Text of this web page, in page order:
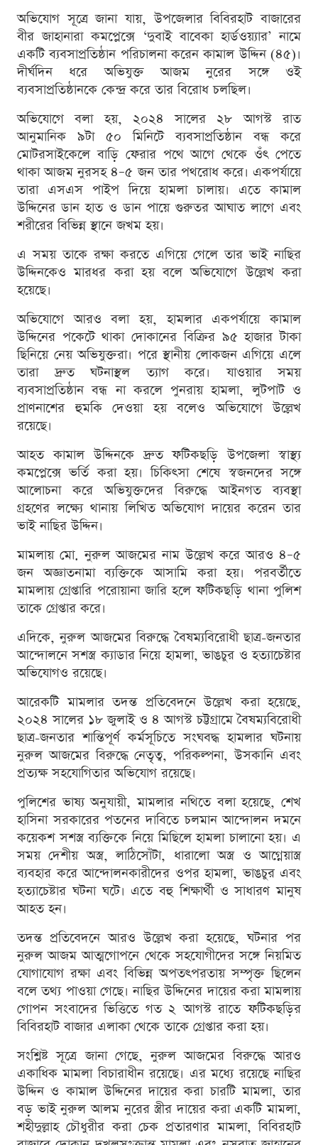
অভিযোগ সূত্রে জানা যায়, উপজেলার বিবিরহাট বাজারের
বীর জাহানারা কমপ্লেক্সে ‘দুবাই বাবেকা হার্ডওয়্যার’ নামে
একটি ব্যবসাপ্রতিষ্ঠান পরিচালনা করেন কামাল উদ্দিন (৪৫)।
দীর্ঘদিন ধরে অভিযুক্ত আজম নুরের সঙ্গে ওই
ব্যবসাপ্রতিষ্ঠানকে কেন্দ্র করে তার বিরোধ চলছিল।
অভিযোগে বলা হয়, ২০২৪ সালের ২৮ আগস্ট রাত
আনুমানিক ৯টা ৫০ মিনিটে ব্যবসাপ্রতিষ্ঠান বন্ধ করে
মোটরসাইকেলে বাড়ি ফেরার পথে আগে থেকে ওঁৎ পেতে
থাকা আজম নুরসহ ৪–৫ জন তার পথরোধ করে। একপর্যায়ে
তারা এসএস পাইপ দিয়ে হামলা চালায়। এতে কামাল
উদ্দিনের ডান হাত ও ডান পায়ে গুরুতর আঘাত লাগে এবং
শরীরের বিভিন্ন স্থানে জখম হয়।
এ সময় তাকে রক্ষা করতে এগিয়ে গেলে তার ভাই নাছির
উদ্দিনকেও মারধর করা হয় বলে অভিযোগে উল্লেখ করা
হয়েছে।
অভিযোগে আরও বলা হয়, হামলার একপর্যায়ে কামাল
উদ্দিনের পকেটে থাকা দোকানের বিক্রির ৯৫ হাজার টাকা
ছিনিয়ে নেয় অভিযুক্তরা। পরে স্থানীয় লোকজন এগিয়ে এলে
তারা দ্রুত ঘটনাস্থল ত্যাগ করে। যাওয়ার সময়
ব্যবসাপ্রতিষ্ঠান বন্ধ না করলে পুনরায় হামলা, লুটপাট ও
প্রাণনাশের হুমকি দেওয়া হয় বলেও অভিযোগে উল্লেখ
রয়েছে।
আহত কামাল উদ্দিনকে দ্রুত ফটিকছড়ি উপজেলা স্বাস্থ্য
কমপ্লেক্সে ভর্তি করা হয়। চিকিৎসা শেষে স্বজনদের সঙ্গে
আলোচনা করে অভিযুক্তদের বিরুদ্ধে আইনগত ব্যবস্থা
গ্রহণের লক্ষ্যে থানায় লিখিত অভিযোগ দায়ের করেন তার
ভাই নাছির উদ্দিন।
মামলায় মো. নুরুল আজমের নাম উল্লেখ করে আরও ৪–৫
জন অজ্ঞাতনামা ব্যক্তিকে আসামি করা হয়। পরবর্তীতে
মামলায় গ্রেপ্তারি পরোয়ানা জারি হলে ফটিকছড়ি থানা পুলিশ
তাকে গ্রেপ্তার করে।
এদিকে, নুরুল আজমের বিরুদ্ধে বৈষম্যবিরোধী ছাত্র-জনতার
আন্দোলনে সশস্ত্র ক্যাডার নিয়ে হামলা, ভাঙচুর ও হত্যাচেষ্টার
অভিযোগও রয়েছে।
আরেকটি মামলার তদন্ত প্রতিবেদনে উল্লেখ করা হয়েছে,
২০২৪ সালের ১৮ জুলাই ও ৪ আগস্ট চট্টগ্রামে বৈষম্যবিরোধী
ছাত্র-জনতার শান্তিপূর্ণ কর্মসূচিতে সংঘবদ্ধ হামলার ঘটনায়
নুরুল আজমের বিরুদ্ধে নেতৃত্ব, পরিকল্পনা, উসকানি এবং
প্রত্যক্ষ সহযোগিতার অভিযোগ রয়েছে।
পুলিশের ভাষ্য অনুযায়ী, মামলার নথিতে বলা হয়েছে, শেখ
হাসিনা সরকারের পতনের দাবিতে চলমান আন্দোলন দমনে
কয়েকশ সশস্ত্র ব্যক্তিকে নিয়ে মিছিলে হামলা চালানো হয়। এ
সময় দেশীয় অস্ত্র, লাঠিসোঁটা, ধারালো অস্ত্র ও আগ্নেয়াস্ত্র
ব্যবহার করে আন্দোলনকারীদের ওপর হামলা, ভাঙচুর এবং
হত্যাচেষ্টার ঘটনা ঘটে। এতে বহু শিক্ষার্থী ও সাধারণ মানুষ
আহত হন।
তদন্ত প্রতিবেদনে আরও উল্লেখ করা হয়েছে, ঘটনার পর
নুরুল আজম আত্মগোপনে থেকে সহযোগীদের সঙ্গে নিয়মিত
যোগাযোগ রক্ষা এবং বিভিন্ন অপতৎপরতায় সম্পৃক্ত ছিলেন
বলে তথ্য পাওয়া গেছে। নাছির উদ্দিনের দায়ের করা মামলায়
গোপন সংবাদের ভিত্তিতে গত ২ আগস্ট রাতে ফটিকছড়ির
বিবিরহাট বাজার এলাকা থেকে তাকে গ্রেপ্তার করা হয়।
সংশ্লিষ্ট সূত্রে জানা গেছে, নুরুল আজমের বিরুদ্ধে আরও
একাধিক মামলা বিচারাধীন রয়েছে। এর মধ্যে রয়েছে নাছির
উদ্দিন ও কামাল উদ্দিনের দায়ের করা চারটি মামলা, তার
বড় ভাই নুরুল আলম নুরের স্ত্রীর দায়ের করা একটি মামলা,
শহীদুল্লাহ চৌধুরীর করা চেক প্রতারণার মামলা, বিবিরহাট